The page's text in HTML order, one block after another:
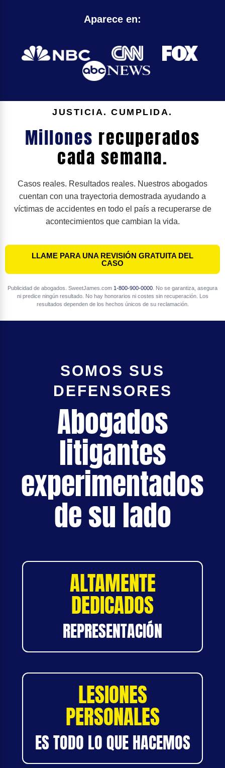
Aparece en:
JUSTICIA. CUMPLIDA.
Millones recuperados
cada semana.
Casos reales. Resultados reales. Nuestros abogados
cuentan con una trayectoria demostrada ayudando a
víctimas de accidentes en todo el país a recuperarse de
acontecimientos que cambian la vida.
LLAME PARA UNA REVISIÓN GRATUITA DEL
CASO
Publicidad de abogados. SweetJames.com 1-800-900-0000. No se garantiza, asegura
ni predice ningún resultado. No hay honorarios ni costes sin recuperación. Los
resultados dependen de los hechos únicos de su reclamación.
SOMOS SUS
DEFENSORES
Abogados
litigantes
experimentados
de su lado
ALTAMENTE
DEDICADOS
REPRESENTACIÓN
LESIONES
PERSONALES
ES TODO LO QUE HACEMOS